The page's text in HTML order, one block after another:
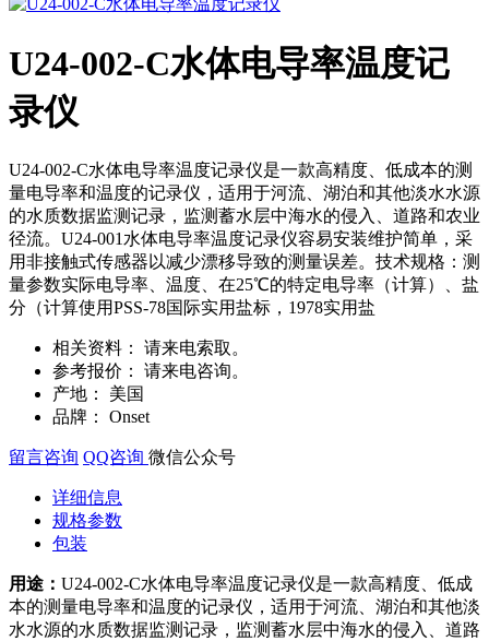
U24-002-C水体电导率温度记
录仪
U24-002-C水体电导率温度记录仪是一款高精度、低成本的测
量电导率和温度的记录仪，适用于河流、湖泊和其他淡水水源
的水质数据监测记录，监测蓄水层中海水的侵入、道路和农业
径流。U24-001水体电导率温度记录仪容易安装维护简单，采
用非接触式传感器以减少漂移导致的测量误差。技术规格：测
量参数实际电导率、温度、在25℃的特定电导率（计算）、盐
分（计算使用PSS-78国际实用盐标，1978实用盐
相关资料：
请来电索取。
参考报价：
请来电咨询。
产地：
美国
品牌：
Onset
留言咨询 QQ咨询 微信公众号
详细信息
规格参数
包装
用途： U24-002-C水体电导率温度记录仪是一款高精度、低成
本的测量电导率和温度的记录仪，适用于河流、湖泊和其他淡
水水源的水质数据监测记录，监测蓄水层中海水的侵入、道路